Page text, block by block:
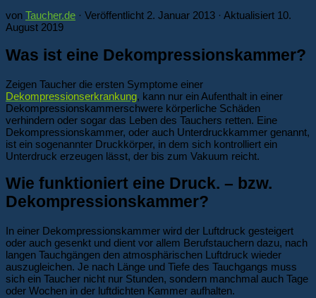
von Taucher.de · Veröffentlicht 2. Januar 2013 · Aktualisiert 10.
August 2019
Was ist eine Dekompressionskammer?
Zeigen Taucher die ersten Symptome einer
Dekompressionserkrankung, kann nur ein Aufenthalt in einer
Dekompressionskammerschwere körperliche Schäden
verhindern oder sogar das Leben des Tauchers retten. Eine
Dekompressionskammer, oder auch Unterdruckkammer genannt,
ist ein sogenannter Druckkörper, in dem sich kontrolliert ein
Unterdruck erzeugen lässt, der bis zum Vakuum reicht.
Wie funktioniert eine Druck. – bzw.
Dekompressionskammer?
In einer Dekompressionskammer wird der Luftdruck gesteigert
oder auch gesenkt und dient vor allem Berufstauchern dazu, nach
langen Tauchgängen den atmosphärischen Luftdruck wieder
auszugleichen. Je nach Länge und Tiefe des Tauchgangs muss
sich ein Taucher nicht nur Stunden, sondern manchmal auch Tage
oder Wochen in der luftdichten Kammer aufhalten.